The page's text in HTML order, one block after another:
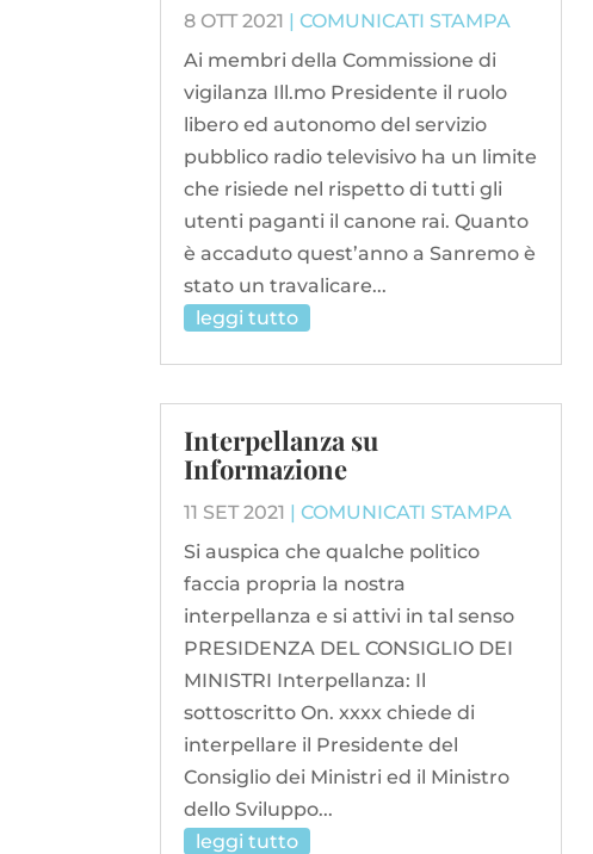
8 OTT 2021 |COMUNICATI STAMPA
Ai membri della Commissione di
vigilanza Ill.mo Presidente il ruolo
libero ed autonomo del servizio
pubblico radio televisivo ha un limite
che risiede nel rispetto di tutti gli
utenti paganti il canone rai. Quanto
è accaduto quest’anno a Sanremo è
stato un travalicare...
leggi tutto
Interpellanza su
Informazione
11 SET 2021 |COMUNICATI STAMPA
Si auspica che qualche politico
faccia propria la nostra
interpellanza e si attivi in tal senso
PRESIDENZA DEL CONSIGLIO DEI
MINISTRI Interpellanza: Il
sottoscritto On. xxxx chiede di
interpellare il Presidente del
Consiglio dei Ministri ed il Ministro
dello Sviluppo...
leggi tutto